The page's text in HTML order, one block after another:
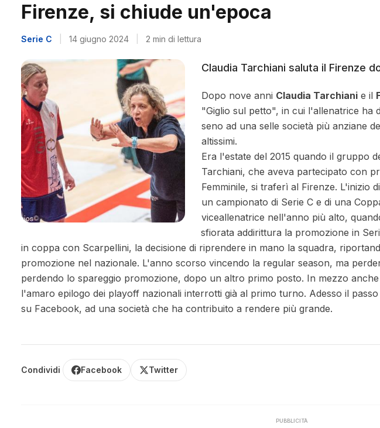
Firenze, si chiude un'epoca
Serie C 14 giugno 2024 2 min di lettura
Claudia Tarchiani saluta il Firenze
Dopo nove anni Claudia Tarchiani e il
"Giglio sul petto", in cui l'allenatrice ha
seno ad una selle società più anziane
altissimi.
Era l'estate del 2015 quando il gruppo
Tarchiani, che aveva partecipato con
Femminile, si traferì al Firenze. L'inizio
un campionato di Serie C e di una
viceallenatrice nell'anno più alto,
sfiorata addirittura la promozione in
in coppa con Scarpellini, la decisione di riprendere in mano la squadra,
promozione nel nazionale. L'anno scorso vincendo la regular season, ma
perdendo lo spareggio promozione, dopo un altro primo posto. In mezzo
l'amaro epilogo dei playoff nazionali interrotti già al primo turno. Adesso il
su Facebook, ad una società che ha contribuito a rendere più grande.
Condividi Facebook Twitter
PUBBLICITÀ